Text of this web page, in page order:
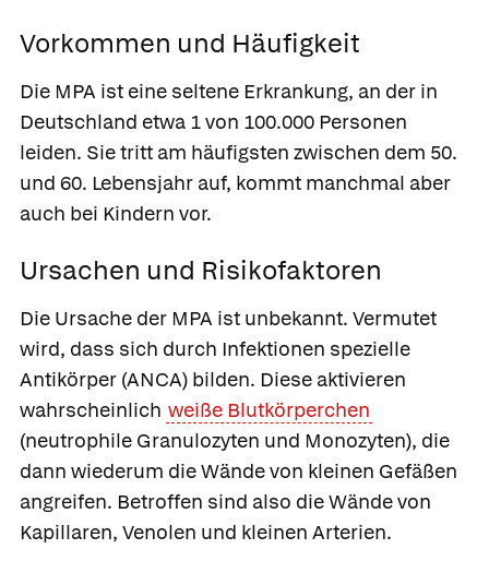
Vorkommen und Häufigkeit
Die MPA ist eine seltene Erkrankung, an der in
Deutschland etwa 1 von 100.000 Personen
leiden. Sie tritt am häufigsten zwischen dem 50.
und 60. Lebensjahr auf, kommt manchmal aber
auch bei Kindern vor.
Ursachen und Risikofaktoren
Die Ursache der MPA ist unbekannt. Vermutet
wird, dass sich durch Infektionen spezielle
Antikörper (ANCA) bilden. Diese aktivieren
wahrscheinlich weiße Blutkörperchen
(neutrophile Granulozyten und Monozyten), die
dann wiederum die Wände von kleinen Gefäßen
angreifen. Betroffen sind also die Wände von
Kapillaren, Venolen und kleinen Arterien.